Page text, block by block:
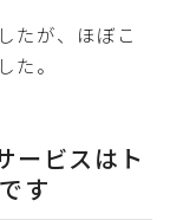
たが、ほぼこ
た。
ビスはト
す